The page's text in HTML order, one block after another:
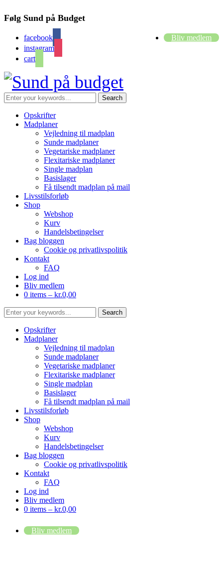
Følg Sund på Budget
facebook
instagram
cart
Bliv medlem
Opskrifter
Madplaner
Vejledning til madplan
Sunde madplaner
Vegetariske madplaner
Flexitariske madplaner
Single madplan
Basislager
Få tilsendt madplan på mail
Livsstilsforløb
Shop
Webshop
Kurv
Handelsbetingelser
Bag bloggen
Cookie og privatlivspolitik
Kontakt
FAQ
Log ind
Bliv medlem
0 items – kr.0,00
Opskrifter
Madplaner
Vejledning til madplan
Sunde madplaner
Vegetariske madplaner
Flexitariske madplaner
Single madplan
Basislager
Få tilsendt madplan på mail
Livsstilsforløb
Shop
Webshop
Kurv
Handelsbetingelser
Bag bloggen
Cookie og privatlivspolitik
Kontakt
FAQ
Log ind
Bliv medlem
0 items – kr.0,00
Bliv medlem